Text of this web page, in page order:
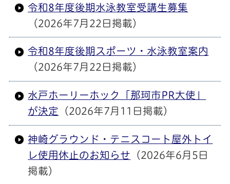
令和8年度後期水泳教室受講生募集
（2026年7月22日掲載）
令和8年度後期スポーツ・水泳教室案内
（2026年7月22日掲載）
水戸ホーリーホック「那珂市PR大使」
が決定
（2026年7月11日掲載）
神崎グラウンド・テニスコート屋外トイ
レ使用休止のお知らせ （2026年6月5日
掲載）